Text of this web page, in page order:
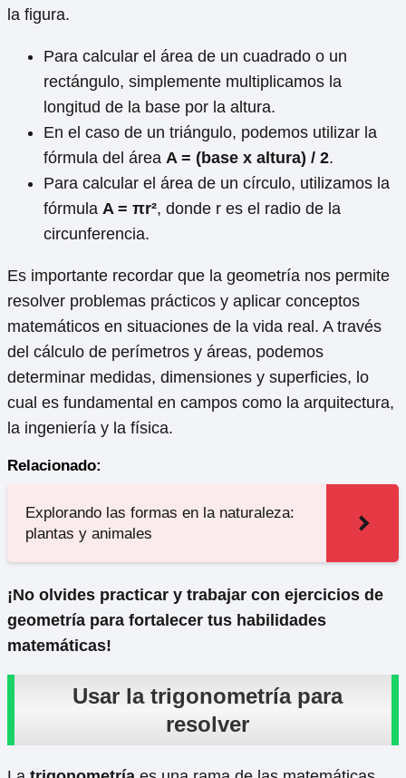
la figura.
Para calcular el área de un cuadrado o un
rectángulo, simplemente multiplicamos la
longitud de la base por la altura.
En el caso de un triángulo, podemos utilizar la
fórmula del área A = (base x altura) / 2.
Para calcular el área de un círculo, utilizamos la
fórmula A = πr², donde r es el radio de la
circunferencia.
Es importante recordar que la geometría nos permite
resolver problemas prácticos y aplicar conceptos
matemáticos en situaciones de la vida real. A través
del cálculo de perímetros y áreas, podemos
determinar medidas, dimensiones y superficies, lo
cual es fundamental en campos como la arquitectura,
la ingeniería y la física.
Relacionado:
Explorando las formas en la naturaleza:
plantas y animales
¡No olvides practicar y trabajar con ejercicios de
geometría para fortalecer tus habilidades
matemáticas!
Usar la trigonometría para
resolver